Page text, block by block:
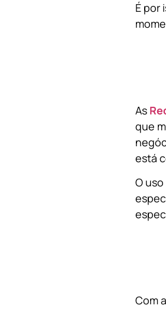
É por
As
que
está
O
Com